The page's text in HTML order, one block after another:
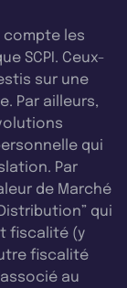
compte les
SCPI. Ceux-
sur une
Par ailleurs,
qui
Par
de Marché
qui
fiscalité (y
fiscalité
au